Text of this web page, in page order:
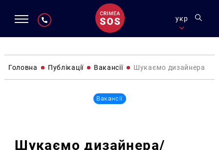
укр
Головна Публікації Вакансії Шукаємо дизайнера/
Вакансії
Шукаємо дизайнера/